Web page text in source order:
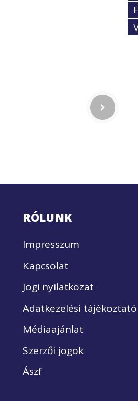
RÓLUNK
Impresszum
Kapcsolat
Jogi nyilatkozat
Adatkezelési tájékoztató
Médiaajánlat
Szerzői jogok
Ászf